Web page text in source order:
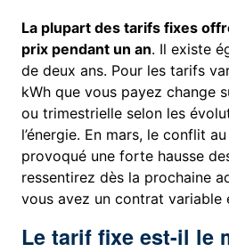
La plupart des tarifs fixes
prix pendant un an. Il existe
de deux ans. Pour les tarifs
kWh que vous payez change
ou trimestrielle selon les
l’énergie. En mars, le conflit
provoqué une forte hausse
ressentirez dès la prochaine
vous avez un contrat variable
Le tarif fixe est-il le